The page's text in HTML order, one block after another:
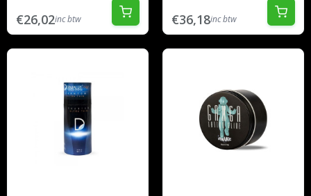
€26,02inc btw €36,18inc btw